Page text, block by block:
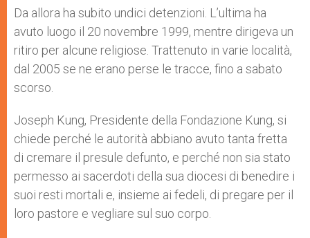
Da allora ha subito undici detenzioni. L’ultima ha
avuto luogo il 20 novembre 1999, mentre dirigeva un
ritiro per alcune religiose. Trattenuto in varie località,
dal 2005 se ne erano perse le tracce, fino a sabato
scorso.
Joseph Kung, Presidente della Fondazione Kung, si
chiede perché le autorità abbiano avuto tanta fretta
di cremare il presule defunto, e perché non sia stato
permesso ai sacerdoti della sua diocesi di benedire i
suoi resti mortali e, insieme ai fedeli, di pregare per il
loro pastore e vegliare sul suo corpo.